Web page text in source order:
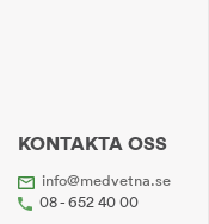
KONTAKTA OSS
info@medvetna.se
08 - 652 40 00